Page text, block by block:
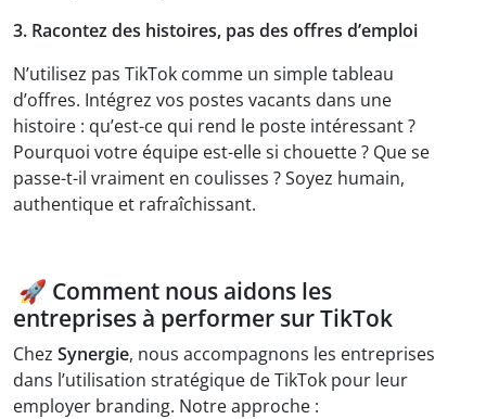
3. Racontez des histoires, pas des offres d’emploi
N’utilisez pas TikTok comme un simple tableau
d’offres. Intégrez vos postes vacants dans une
histoire : qu’est-ce qui rend le poste intéressant ?
Pourquoi votre équipe est-elle si chouette ? Que se
passe-t-il vraiment en coulisses ? Soyez humain,
authentique et rafraîchissant.
🚀 Comment nous aidons les
entreprises à performer sur TikTok
Chez Synergie, nous accompagnons les entreprises
dans l’utilisation stratégique de TikTok pour leur
employer branding. Notre approche :